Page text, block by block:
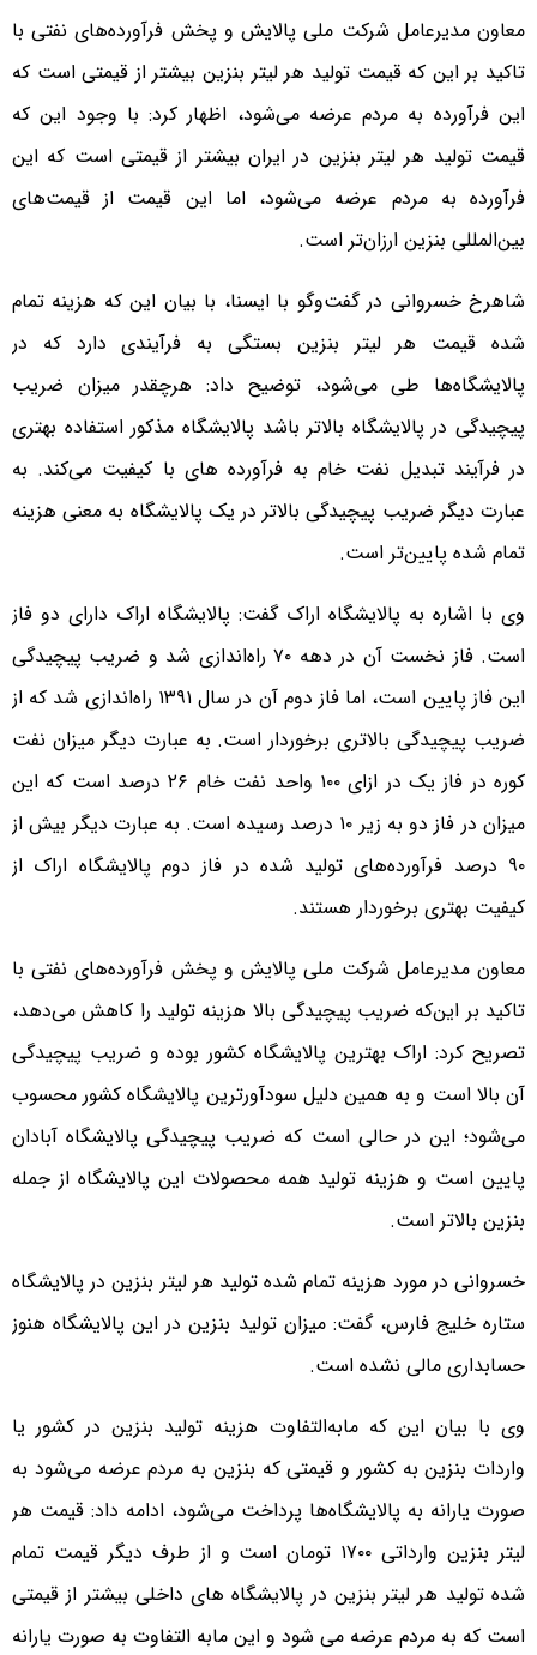
معاون مدیرعامل شرکت ملی پالایش و پخش فرآورده‌های نفتی با
تاکید بر این که قیمت تولید هر لیتر بنزین بیشتر از قیمتی است که
این فرآورده به مردم عرضه می‌شود، اظهار کرد: با وجود این که
قیمت تولید هر لیتر بنزین در ایران بیشتر از قیمتی است که این
فرآورده به مردم عرضه می‌شود، اما این قیمت از قیمت‌های
بین‌المللی بنزین ارزان‌تر است.
شاهرخ خسروانی در گفت‌وگو با ایسنا، با بیان این که هزینه تمام
شده قیمت هر لیتر بنزین بستگی به فرآیندی دارد که در
پالایشگاه‌ها طی می‌شود، توضیح داد: هرچقدر میزان ضریب
پیچیدگی در پالایشگاه بالاتر باشد پالایشگاه مذکور استفاده بهتری
در فرآیند تبدیل نفت خام به فرآورده های با کیفیت می‌کند. به
عبارت دیگر ضریب پیچیدگی بالاتر در یک پالایشگاه به معنی هزینه
تمام شده پایین‌تر است.
وی با اشاره به پالایشگاه اراک گفت: پالایشگاه اراک دارای دو فاز
است. فاز نخست آن در دهه ۷۰ راه‌اندازی شد و ضریب پیچیدگی
این فاز پایین است، اما فاز دوم آن در سال ۱۳۹۱ راه‌اندازی شد که از
ضریب پیچیدگی بالاتری برخوردار است. به عبارت دیگر میزان نفت
کوره در فاز یک در ازای ۱۰۰ واحد نفت خام ۲۶ درصد است که این
میزان در فاز دو به زیر ۱۰ درصد رسیده است. به عبارت دیگر بیش از
۹۰ درصد فرآورده‌های تولید شده در فاز دوم پالایشگاه اراک از
کیفیت بهتری برخوردار هستند.
معاون مدیرعامل شرکت ملی پالایش و پخش فرآورده‌های نفتی با
تاکید بر این‌که ضریب پیچیدگی بالا هزینه تولید را کاهش می‌دهد،
تصریح کرد: اراک بهترین پالایشگاه کشور بوده و ضریب پیچیدگی
آن بالا است و به همین دلیل سودآورترین پالایشگاه کشور محسوب
می‌شود؛ این در حالی است که ضریب پیچیدگی پالایشگاه آبادان
پایین است و هزینه تولید همه محصولات این پالایشگاه از جمله
بنزین بالاتر است.
خسروانی در مورد هزینه تمام شده تولید هر لیتر بنزین در پالایشگاه
ستاره خلیج فارس، گفت: میزان تولید بنزین در این پالایشگاه هنوز
حسابداری مالی نشده است.
وی با بیان این که مابه‌التفاوت هزینه تولید بنزین در کشور یا
واردات بنزین به کشور و قیمتی که بنزین به مردم عرضه می‌شود به
صورت یارانه به پالایشگاه‌ها پرداخت می‌شود، ادامه داد: قیمت هر
لیتر بنزین وارداتی ۱۷۰۰ تومان است و از طرف دیگر قیمت تمام
شده تولید هر لیتر بنزین در پالایشگاه های داخلی بیشتر از قیمتی
است که به مردم عرضه می شود و این مابه التفاوت به صورت یارانه